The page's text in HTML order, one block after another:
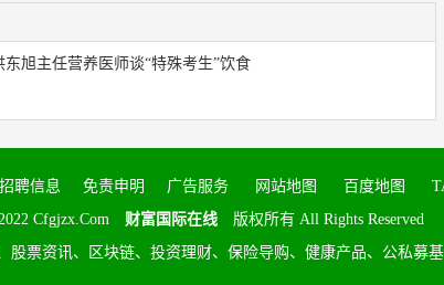
东旭主任营养医师谈“特殊考生”饮食
招聘信息 免责申明 广告服务 网站地图 百度地图
Cfgjzx.Com
财富国际在线
版权所有 All Rights Reserved
股票资讯、区块链、投资理财、保险导购、健康产品、公私募